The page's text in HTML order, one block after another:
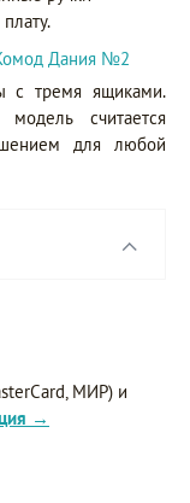
Дания №2
с тремя ящиками.
считается
для любой
МИР) и
→